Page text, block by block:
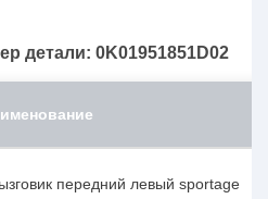
детали: 0K01951851D02
передний левый sportage